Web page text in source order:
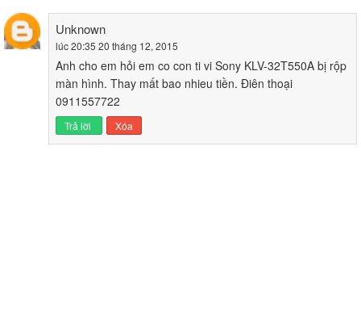
Unknown
lúc 20:35 20 tháng 12, 2015
Anh cho em hỏi em co con ti vi Sony KLV-32T550A bị rộp
màn hình. Thay mất bao nhieu tiền. Điên thoại
0911557722
Trả lời Xóa